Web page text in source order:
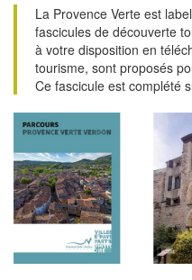
La Provence Verte est
fascicules de découverte
à votre disposition en
tourisme, sont proposés
Ce fascicule est complété